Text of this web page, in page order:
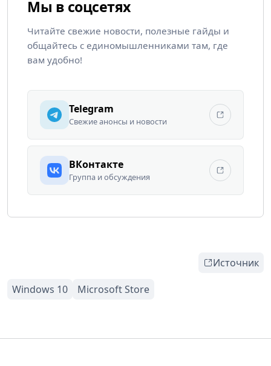
Мы в соцсетях
Читайте свежие новости, полезные гайды и
общайтесь с единомышленниками там, где
вам удобно!
Telegram
Свежие анонсы и новости
ВКонтакте
Группа и обсуждения
Источник